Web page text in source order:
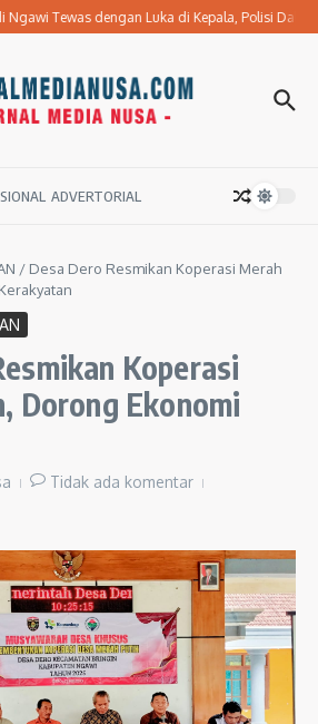
Tewas dengan Luka di Kepala, Polisi
ADVERTORIAL
/ Desa Dero Resmikan Koperasi Merah
Koperasi
Dorong Ekonomi
Tidak ada komentar